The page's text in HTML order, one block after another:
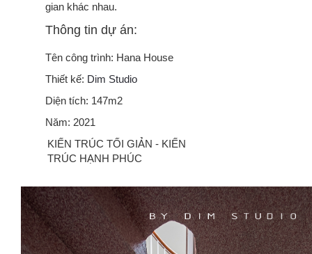
gian khác nhau.
Thông tin dự án:
Tên công trình: Hana House
Thiết kế: Dim Studio
Diện tích: 147m2
Năm: 2021
KIẾN TRÚC TỐI GIẢN - KIẾN
TRÚC HẠNH PHÚC